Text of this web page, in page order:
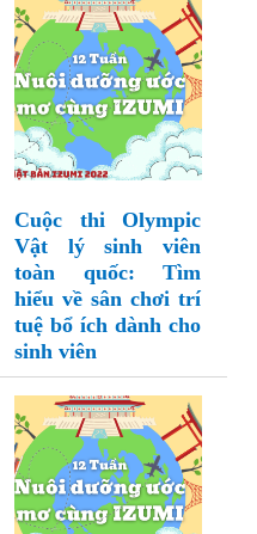
Cuộc thi Olympic
Vật lý sinh viên
toàn quốc: Tìm
hiểu về sân chơi trí
tuệ bổ ích dành cho
sinh viên